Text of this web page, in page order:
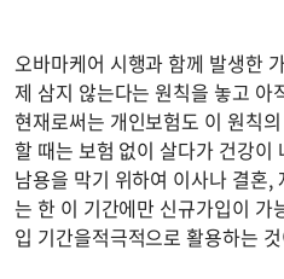
오바마케어 시행과 함께 발생한
제 삼지 않는다는 원칙을 놓고 아
현재로써는 개인보험도 이 원칙
할 때는 보험 없이 살다가 건강이
남용을 막기 위하여 이사나 결혼,
는 한 이 기간에만 신규가입이 가
입 기간을적극적으로 활용하는